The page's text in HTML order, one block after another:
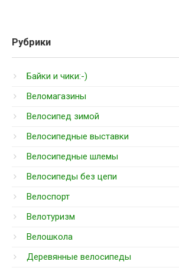
Рубрики
Байки и чики:-)
Веломагазины
Велосипед зимой
Велосипедные выставки
Велосипедные шлемы
Велосипеды без цепи
Велоспорт
Велотуризм
Велошкола
Деревянные велосипеды